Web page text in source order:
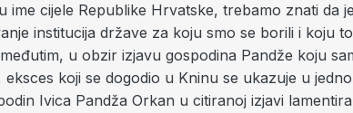
ime cijele Republike Hrvatske, trebamo znati da
institucija države za koju smo se borili i koju
u obzir izjavu gospodina Pandže koju
eksces koji se dogodio u Kninu se ukazuje u
Ivica Pandža Orkan u citiranoj izjavi